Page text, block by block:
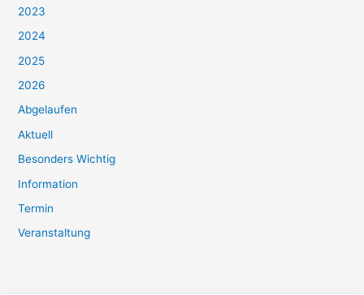
2023
2024
2025
2026
Abgelaufen
Aktuell
Besonders Wichtig
Information
Termin
Veranstaltung